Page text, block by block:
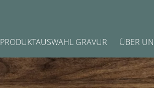
Navigation
PRODUKTAUSWAHL GRAVUR ÜBER